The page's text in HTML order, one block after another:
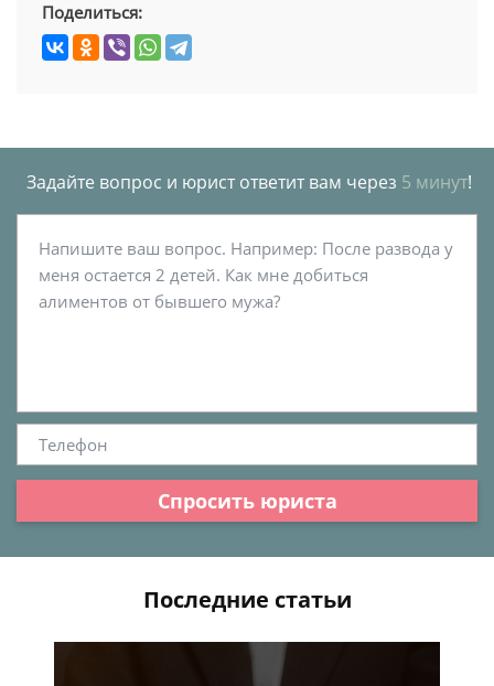
Поделиться:
Задайте вопрос и юрист ответит вам через 5 минут!
Спросить юриста
Последние статьи